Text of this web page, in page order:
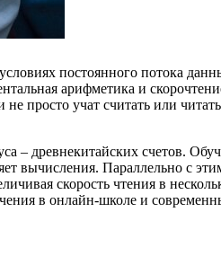
постоянного потока
арифметика и
просто учат считать или
– древнекитайских счетов.
вычисления. Параллельно с
скорость чтения в
в онлайн-школе и